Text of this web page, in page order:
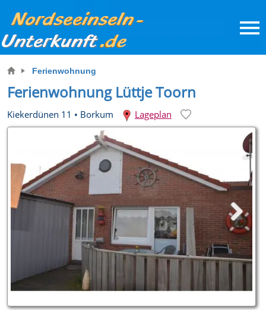
Ferienwohnung
Ferienwohnung Lüttje Toorn
Kiekerdünen 11 • Borkum Lageplan